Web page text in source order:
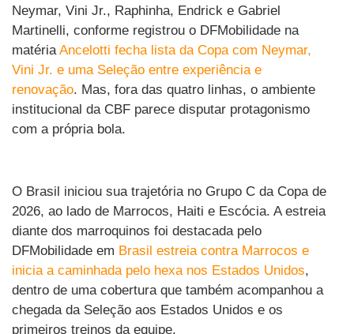
Neymar, Vini Jr., Raphinha, Endrick e Gabriel
Martinelli, conforme registrou o DFMobilidade na
matériaAncelotti fecha lista da Copa com Neymar,
Vini Jr. e uma Seleção entre experiência e
renovação. Mas, fora das quatro linhas, o ambiente
institucional da CBF parece disputar protagonismo
com a própria bola.
O Brasil iniciou sua trajetória no Grupo C da Copa de
2026, ao lado de Marrocos, Haiti e Escócia. A estreia
diante dos marroquinos foi destacada pelo
DFMobilidade em Brasil estreia contra Marrocos e
inicia a caminhada pelo hexa nos Estados Unidos,
dentro de uma cobertura que também acompanhou a
chegada da Seleção aos Estados Unidos e os
primeiros treinos da equipe.